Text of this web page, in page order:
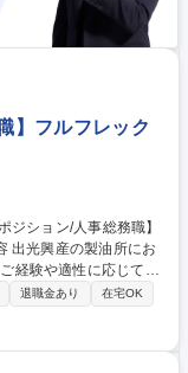
】フルフレック
経験や適性に応じて
応等)」などの実務を
険手続き、採用活動、
内の安全衛生管理、備
退職金あり
在宅OK